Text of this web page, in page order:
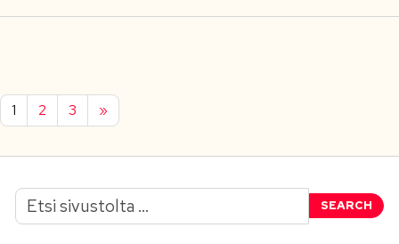
1 2 3 »
SEARCH